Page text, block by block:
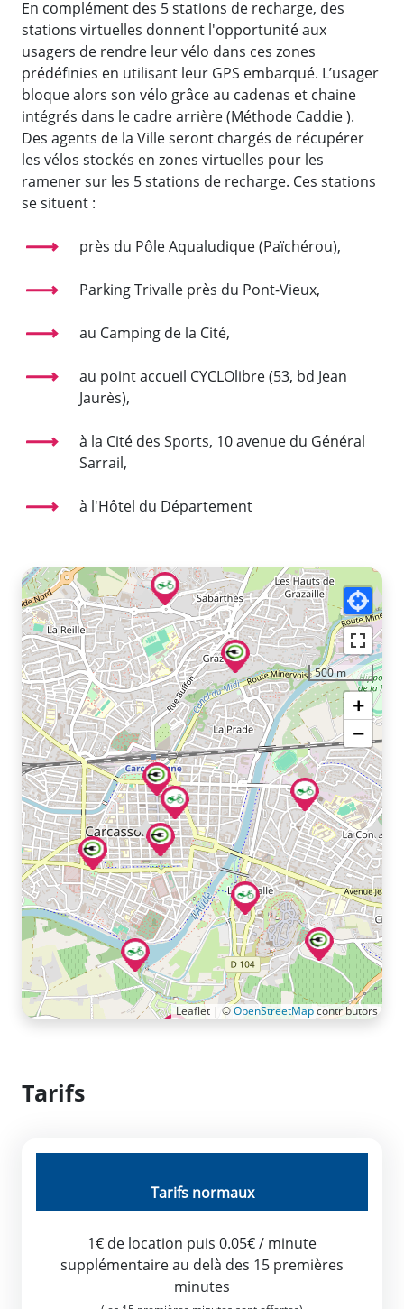
En complément des 5 stations de recharge, des
stations virtuelles donnent l'opportunité aux
usagers de rendre leur vélo dans ces zones
prédéfinies en utilisant leur GPS embarqué. L’usager
bloque alors son vélo grâce au cadenas et chaine
intégrés dans le cadre arrière (Méthode Caddie ).
Des agents de la Ville seront chargés de récupérer
les vélos stockés en zones virtuelles pour les
ramener sur les 5 stations de recharge. Ces stations
se situent :
près du Pôle Aqualudique (Païchérou),
Parking Trivalle près du Pont-Vieux,
au Camping de la Cité,
au point accueil CYCLOlibre (53, bd Jean
Jaurès),
à la Cité des Sports, 10 avenue du Général
Sarrail,
à l'Hôtel du Département
500 m
+
−
Leaflet | ©OpenStreetMapcontributors
Tarifs
Tarifs normaux
1€ de location puis 0.05€ / minute
supplémentaire au delà des 15 premières
minutes